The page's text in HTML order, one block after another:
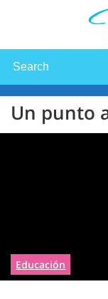
Un punto
Educación